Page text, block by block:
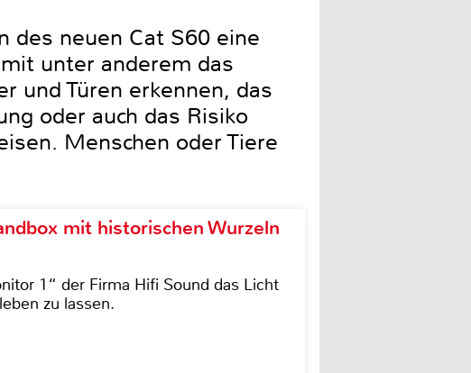
des neuen Cat S60 eine
unter anderem das
und Türen erkennen, das
oder auch das Risiko
Menschen oder Tiere
mit historischen Wurzeln
1“ der Firma Hifi Sound das Licht
zu lassen.